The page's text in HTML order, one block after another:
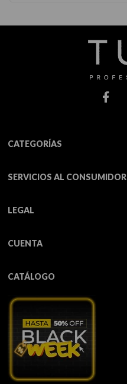
CATEGORÍAS
SERVICIOS AL CONSUMIDOR
LEGAL
CUENTA
CATÁLOGO